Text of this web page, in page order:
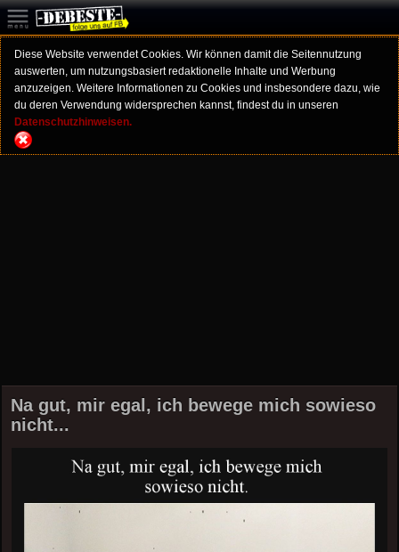
Diese Website verwendet Cookies. Wir können damit die Seitennutzung
auswerten, um nutzungsbasiert redaktionelle Inhalte und Werbung
anzuzeigen. Weitere Informationen zu Cookies und insbesondere dazu, wie
du deren Verwendung widersprechen kannst, findest du in unseren
Datenschutzhinweisen.
Na gut, mir egal, ich bewege mich sowieso
nicht...